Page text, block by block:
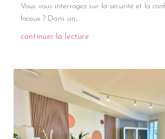
Vous vous interrogez sur la sécurité et la
locaux ? Dans un...
continuer la lecture